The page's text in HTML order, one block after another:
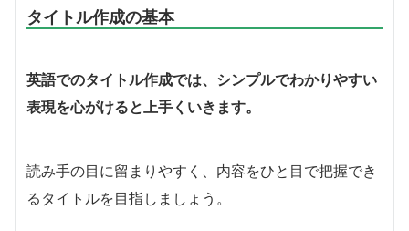
タイトル作成の基本
英語でのタイトル作成では、シンプルでわかりやすい
表現を心がけると上手くいきます。
読み手の目に留まりやすく、内容をひと目で把握でき
るタイトルを目指しましょう。